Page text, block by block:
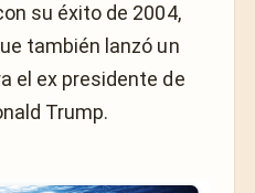
su éxito de 2004,
también lanzó un
el ex presidente de
Trump.